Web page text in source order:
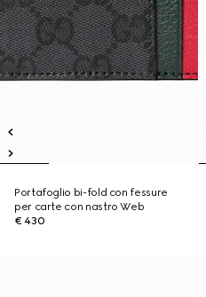
Portafoglio bi-fold con fessure
per carte con nastro Web
€ 430